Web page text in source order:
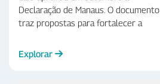
Declaração de Manaus. O documento
traz propostas para fortalecer a
instrumento para enfrentar desafios
globais e atingir os Objetivos de
Explorar